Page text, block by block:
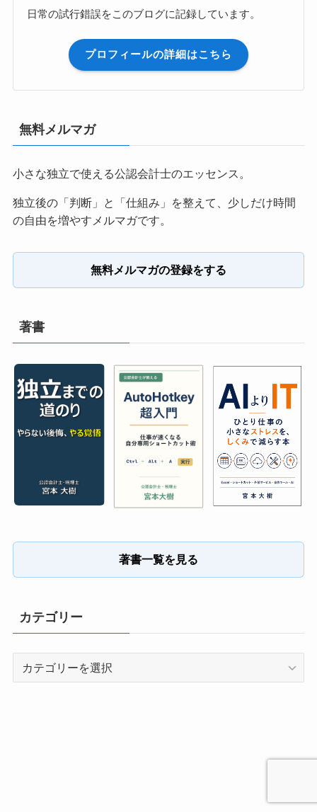
日常の試行錯誤をこのブログに記録しています。
プロフィールの詳細はこちら
無料メルマガ
小さな独立で使える公認会計士のエッセンス。
独立後の「判断」と「仕組み」を整えて、少しだけ時間
の自由を増やすメルマガです。
無料メルマガの登録をする
著書
著書一覧を見る
カテゴリー